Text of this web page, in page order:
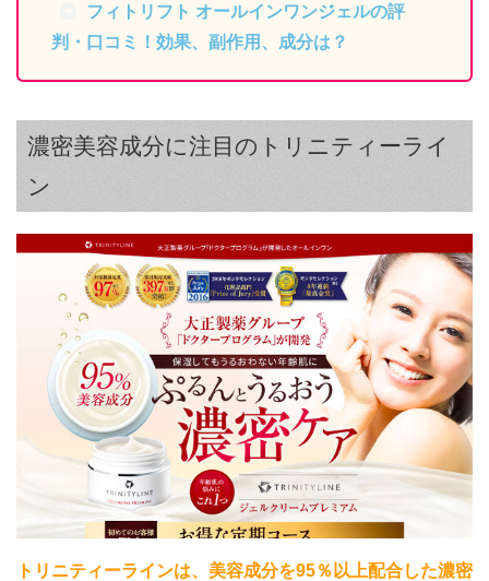
フィトリフト オールインワンジェルの評
判・口コミ！効果、副作用、成分は？
濃密美容成分に注目のトリニティーライ
ン
トリニティーラインは、美容成分を95％以上配合した濃密